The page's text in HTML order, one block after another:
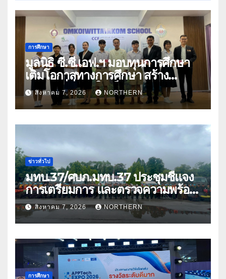
การศึกษา
มูลนิธิ ซี.ซี.เอฟ.ฯ มอบทุนการศึกษา
เติมโอกาสทางการศึกษา สร้าง
อนาคตที่มั่นคงให้เด็กและเยาวชน
ด้อยโอกาส
สิงหาคม 7, 2026 NORTHERN
ข่าวทั่วไป
มทบ.37/ศบภ.มทบ.37 ประชุมชี้แจง
การเตรียมการ และตรวจความพร้อม
ด้านการบรรเทาสาธารณภัย
สิงหาคม 7, 2026 NORTHERN
การศึกษา